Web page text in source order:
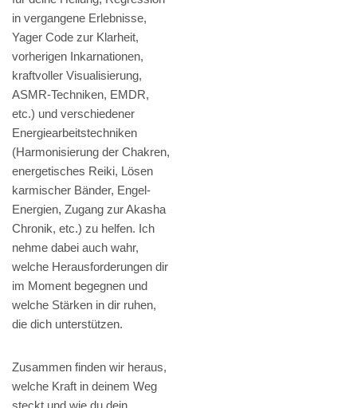
in vergangene Erlebnisse,
Yager Code zur Klarheit,
vorherigen Inkarnationen,
kraftvoller Visualisierung,
ASMR-Techniken, EMDR,
etc.) und verschiedener
Energiearbeitstechniken
(Harmonisierung der Chakren,
energetisches Reiki, Lösen
karmischer Bänder, Engel-
Energien, Zugang zur Akasha
Chronik, etc.) zu helfen. Ich
nehme dabei auch wahr,
welche Herausforderungen dir
im Moment begegnen und
welche Stärken in dir ruhen,
die dich unterstützen.
Zusammen finden wir heraus,
welche Kraft in deinem Weg
steckt und wie du dein